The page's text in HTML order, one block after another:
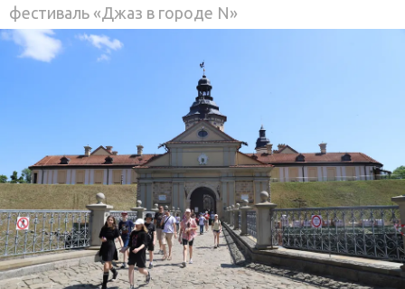
фестиваль «Джаз в городе N»